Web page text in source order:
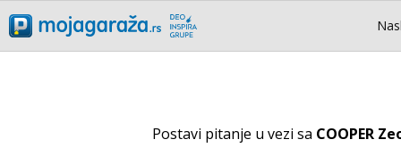
Postavi pitanje u vezi sa COOPER